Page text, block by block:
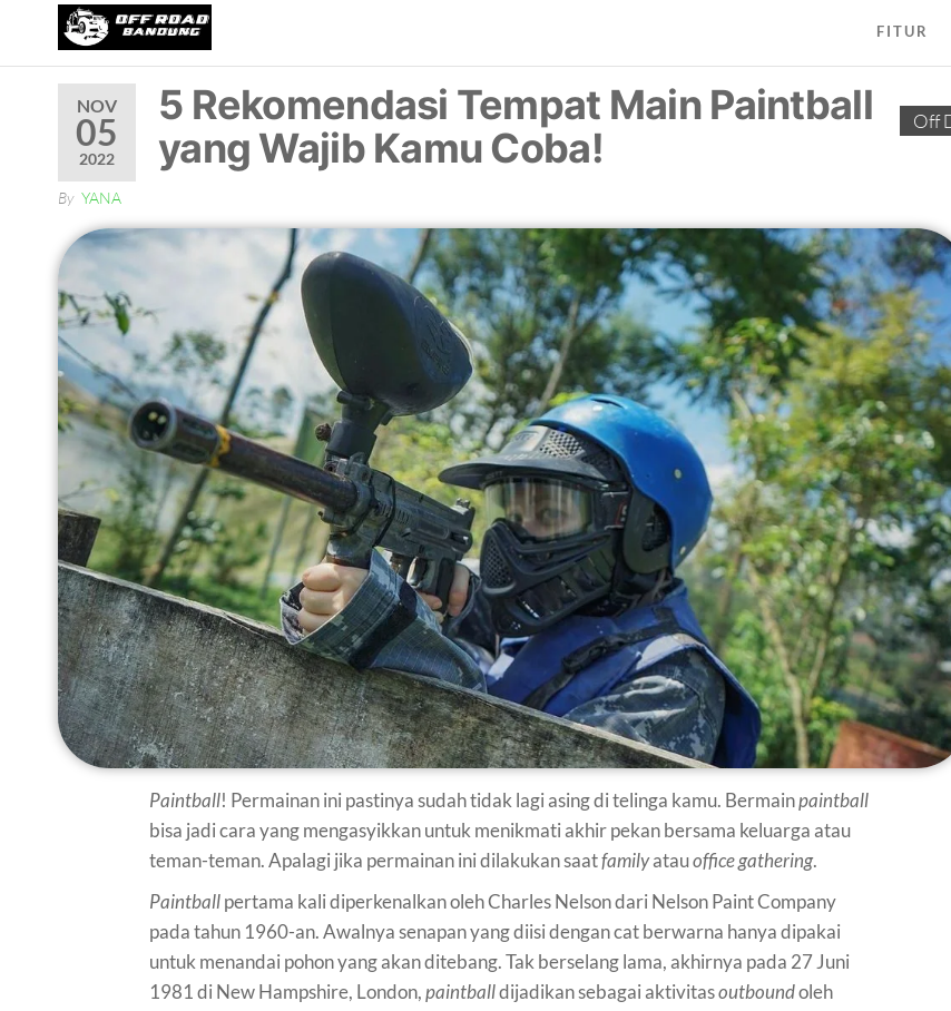
BANDUNG
Offroad
Bandung
FITUR
NOV
05
2022
Off
5 Rekomendasi Tempat Main Paintball
yang Wajib Kamu Coba!
By YANA
Paintball! Permainan ini pastinya sudah tidak lagi asing di telinga kamu. Bermainpaintball
bisa jadi cara yang mengasyikkan untuk menikmati akhir pekan bersama keluarga atau
teman-teman. Apalagi jika permainan ini dilakukan saatfamilyatauoffice gathering.
Paintballpertama kali diperkenalkan oleh Charles Nelson dari Nelson Paint Company
pada tahun 1960-an. Awalnya senapan yang diisi dengan cat berwarna hanya dipakai
untuk menandai pohon yang akan ditebang. Tak berselang lama, akhirnya pada 27 Juni
1981 di New Hampshire, London,paintballdijadikan sebagai aktivitasoutboundoleh